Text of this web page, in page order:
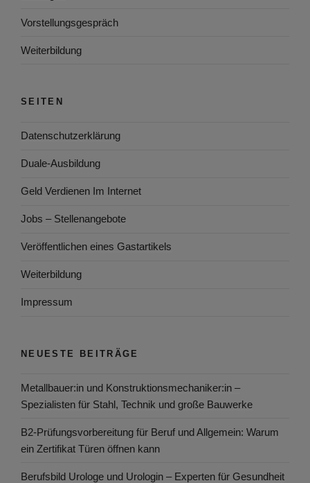
Vorstellungsgespräch
Weiterbildung
SEITEN
Datenschutzerklärung
Duale-Ausbildung
Geld Verdienen Im Internet
Jobs – Stellenangebote
Veröffentlichen eines Gastartikels
Weiterbildung
Impressum
NEUESTE BEITRÄGE
Metallbauer:in und Konstruktionsmechaniker:in –
Spezialisten für Stahl, Technik und große Bauwerke
B2-Prüfungsvorbereitung für Beruf und Allgemein: Warum
ein Zertifikat Türen öffnen kann
Berufsbild Urologe und Urologin – Experten für Gesundheit